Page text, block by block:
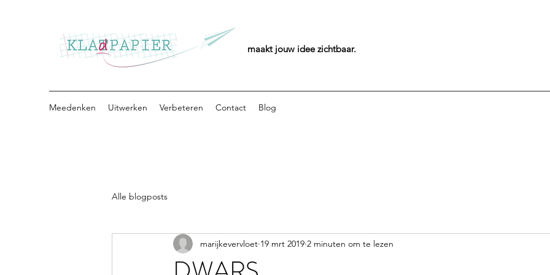
maakt jouw ideezichtbaar.
Meedenken Uitwerken Verbeteren Contact Blog
Alle blogposts
marijkevervloet 19 mrt 2019 2 minuten om te lezen